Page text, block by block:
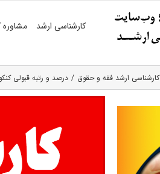
کارشناسی ارشد مشاوره
کارشناسی ارشد فقه و حقوق درصد و رتبه قبولی